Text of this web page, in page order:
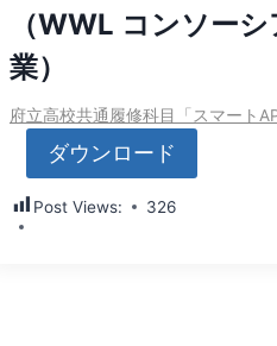
（WWL コンソー
業）
府立高校共通履修科目「スマート
ダウンロード
Post Views: 326